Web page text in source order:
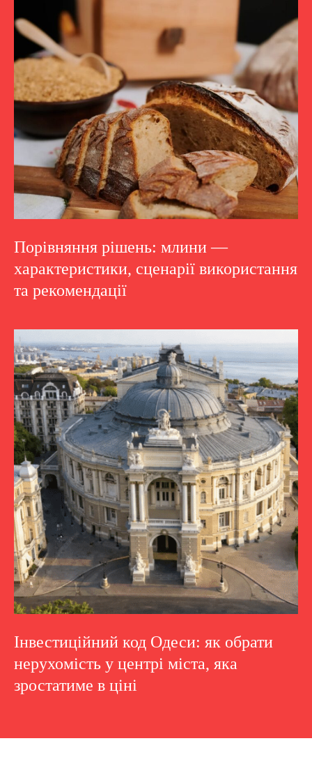
Порівняння рішень: млини —
характеристики, сценарії використання
та рекомендації
Інвестиційний код Одеси: як обрати
нерухомість у центрі міста, яка
зростатиме в ціні